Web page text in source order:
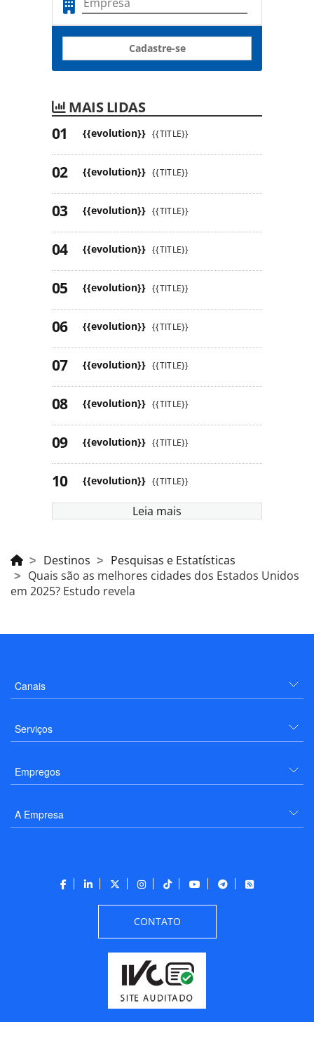
Cadastre-se
MAIS LIDAS
{{evolution}} {{TITLE}}
{{evolution}} {{TITLE}}
{{evolution}} {{TITLE}}
{{evolution}} {{TITLE}}
{{evolution}} {{TITLE}}
{{evolution}} {{TITLE}}
{{evolution}} {{TITLE}}
{{evolution}} {{TITLE}}
{{evolution}} {{TITLE}}
{{evolution}} {{TITLE}}
Leia mais
Destinos
Pesquisas e Estatísticas
Quais são as melhores cidades dos Estados Unidos
em 2025? Estudo revela
Canais
Serviços
Empregos
A Empresa
CONTATO